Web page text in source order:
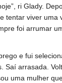
ri Glady.
tentar viver uma
foi arrumar
e fui
Saí arrasada.
uma mulher